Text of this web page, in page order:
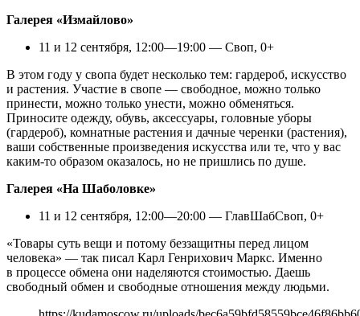
Галерея «Измайлово»
11 и 12 сентября, 12:00—19:00 — Своп, 0+
В этом году у свопа будет несколько тем: гардероб, искусство
и растения. Участие в свопе — свободное, можно только
принести, можно только унести, можно обменяться.
Приносите одежду, обувь, аксессуары, головные уборы
(гардероб), комнатные растения и дачные черенки (растения),
ваши собственные произведения искусства или те, что у вас
каким-то образом оказалось, но не пришлись по душе.
Галерея «На Шаболовке»
11 и 12 сентября, 12:00—20:00 — ГлавШабСвоп, 0+
«Товары суть вещи и потому беззащитны перед лицом
человека» — так писал Карл Генрихович Маркс. Именно
в процессе обмена они наделяются стоимостью. Даешь
свободный обмен и свободные отношения между людьми.